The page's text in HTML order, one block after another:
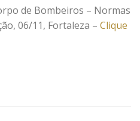
de Bombeiros – Normas
06/11, Fortaleza – Clique